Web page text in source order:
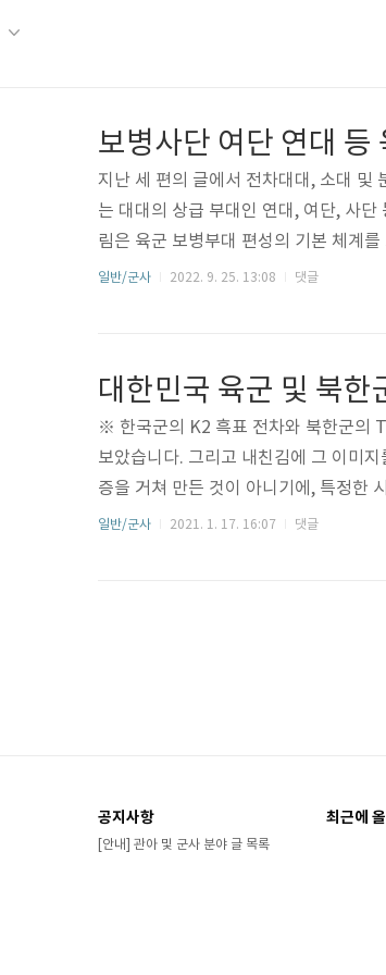
지난 세 편의 글에서 전차대대, 소대 및
는 대대의 상급 부대인 연대, 여단, 사
림은 육군 보병부대 편성의 기본 체계
급 제대 1개를 구성하며, 여기에 직할부
에는 연대 직할의 전투..
일반/군사 2022. 9. 25. 13:08 댓글
※ 한국군의 K2 흑표 전차와 북한군의
보았습니다. 그리고 내친김에 그 이미
증을 거쳐 만든 것이 아니기에, 특정한
것은 아닙니다. (국군 부대 편성은 군사
하지만, 군(軍)에서는 전차(戰車)라고
일반/군사 2021. 1. 17. 16:07 댓글
공지사항
[안내] 관아 및 군사 분야 글 목록
최근에